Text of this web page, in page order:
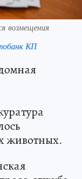
возмещения
КП
животных.